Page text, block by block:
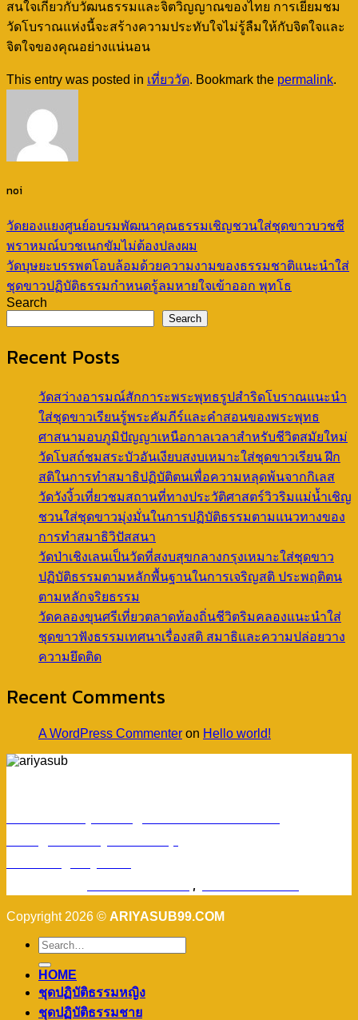
สนใจเกี่ยวกับวัฒนธรรมและจิตวิญญาณของไทย การเยี่ยมชม
วัดโบราณแห่งนี้จะสร้างความประทับใจไม่รู้ลืมให้กับจิตใจและ
จิตใจของคุณอย่างแน่นอน
This entry was posted in เที่ยววัด. Bookmark the permalink.
noi
วัดยองแยงศูนย์อบรมพัฒนาคุณธรรมเชิญชวนใส่ชุดขาวบวชชี
พราหมณ์บวชเนกขัมไม่ต้องปลงผม
วัดบุษยะบรรพตโอบล้อมด้วยความงามของธรรมชาติแนะนำใส่
ชุดขาวปฏิบัติธรรมกำหนดรู้ลมหายใจเข้าออก พุทโธ
Search
Search
Recent Posts
วัดสว่างอารมณ์สักการะพระพุทธรูปสำริดโบราณแนะนำ
ใส่ชุดขาวเรียนรู้พระคัมภีร์และคำสอนของพระพุทธ
ศาสนามอบภูมิปัญญาเหนือกาลเวลาสำหรับชีวิตสมัยใหม่
วัดโบสถ์ชมสระบัวอันเงียบสงบเหมาะใส่ชุดขาวเรียน ฝึก
สติในการทำสมาธิปฏิบัติตนเพื่อความหลุดพ้นจากกิเลส
วัดวังงิ้วเที่ยวชมสถานที่ทางประวัติศาสตร์วิวริมแม่น้ำเชิญ
ชวนใส่ชุดขาวมุ่งมั่นในการปฏิบัติธรรมตามแนวทางของ
การทำสมาธิวิปัสสนา
วัดป่าเชิงเลนเป็นวัดที่สงบสุขกลางกรุงเหมาะใส่ชุดขาว
ปฏิบัติธรรมตามหลักพื้นฐานในการเจริญสติ ประพฤติตน
ตามหลักจริยธรรม
วัดคลองขุนศรีเที่ยวตลาดท้องถิ่นชีวิตริมคลองแนะนำใส่
ชุดขาวฟังธรรมเทศนาเรื่องสติ สมาธิและความปล่อยวาง
ความยึดติด
Recent Comments
A WordPress Commenter on Hello world!
,
Copyright 2026 © ARIYASUB99.COM
HOME
ชุดปฏิบัติธรรมหญิง
ชุดปฏิบัติธรรมชาย